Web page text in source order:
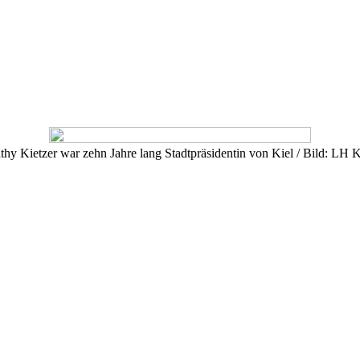
Kietzer war zehn Jahre lang Stadtpräsidentin von Kiel / Bild: LH